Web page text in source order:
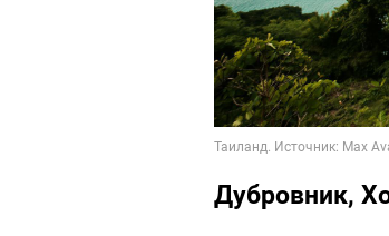
Дубровник,